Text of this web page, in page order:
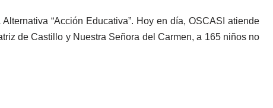
“Acción Educativa”. Hoy en día, OSCASI atiende
de Castillo y Nuestra Señora del Carmen, a 165 niños no